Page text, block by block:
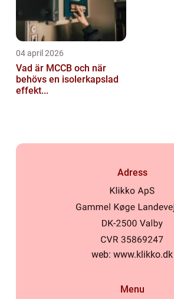
04 april 2026
Vad är MCCB och när
behövs en isolerkapslad
effekt...
Adress
web: www.klikko.dk
Menu